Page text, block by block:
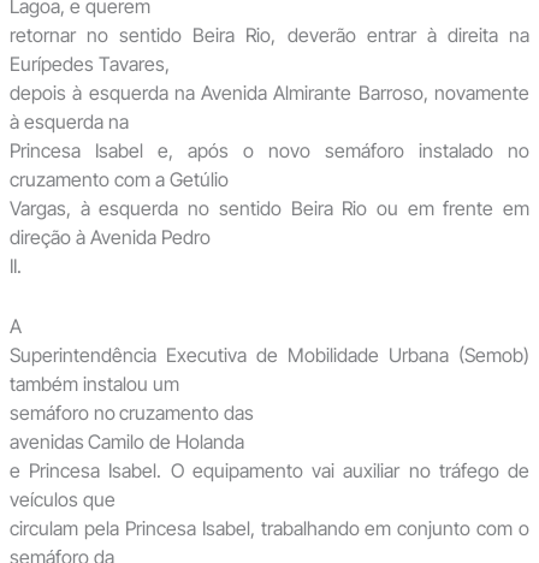
Lagoa, e querem
retornar no sentido Beira Rio, deverão entrar à direita na
Eurípedes Tavares,
depois à esquerda na Avenida Almirante Barroso, novamente
à esquerda na
Princesa Isabel e, após o novo semáforo instalado no
cruzamento com a Getúlio
Vargas, à esquerda no sentido Beira Rio ou em frente em
direção à Avenida Pedro
II.
A
Superintendência Executiva de Mobilidade Urbana (Semob)
também instalou um
semáforo nocruzamento das
avenidas Camilo de Holanda
e Princesa Isabel. O equipamento vai auxiliar no tráfego de
veículos que
circulam pela Princesa Isabel, trabalhando em conjunto com o
semáforo da